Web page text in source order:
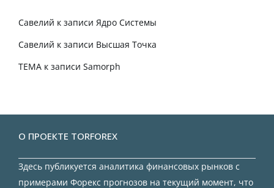
Савелий к записи Ядро Системы
Савелий к записи Высшая Точка
TEMA к записи Samorph
О ПРОЕКТЕ TORFOREX
Здесь публикуется аналитика финансовых рынков с
примерами Форекс прогнозов на текущий момент, что